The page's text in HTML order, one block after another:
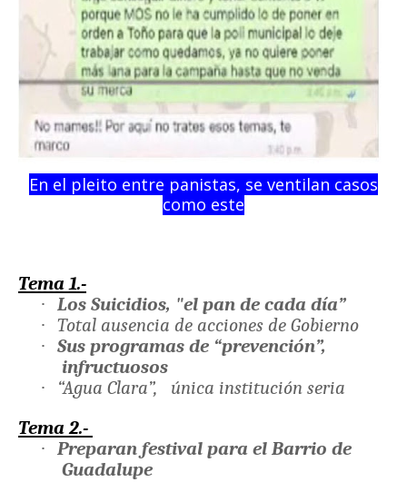
En el pleito entre panistas, se ventilan casos
como este
Tema 1.-
· Los Suicidios, "el pan de cada día”
· Total ausencia de acciones de Gobierno
· Sus programas de “prevención”,
infructuosos
·
“Agua Clara”,
única institución seria
Tema 2.-
· Preparan festival para el Barrio de
Guadalupe